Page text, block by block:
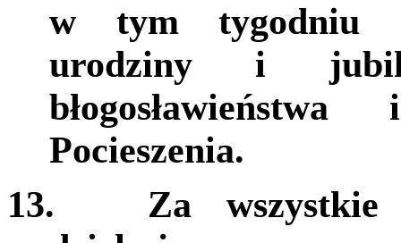
w tym tygodniu
urodziny i
Pocieszenia.
13.
Za wszystkie